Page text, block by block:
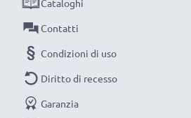
Cataloghi
Contatti
Condizioni di uso
Diritto di recesso
Garanzia